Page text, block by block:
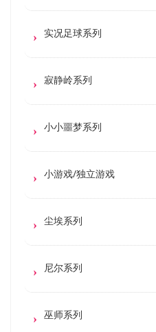
实况足球系列
寂静岭系列
小小噩梦系列
小游戏/独立游戏
尘埃系列
尼尔系列
巫师系列